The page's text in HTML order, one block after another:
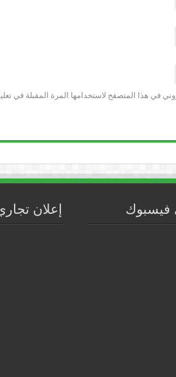
في هذا المتصفح لاستخدامها المرة المقبلة في
فيسبوك إعلان